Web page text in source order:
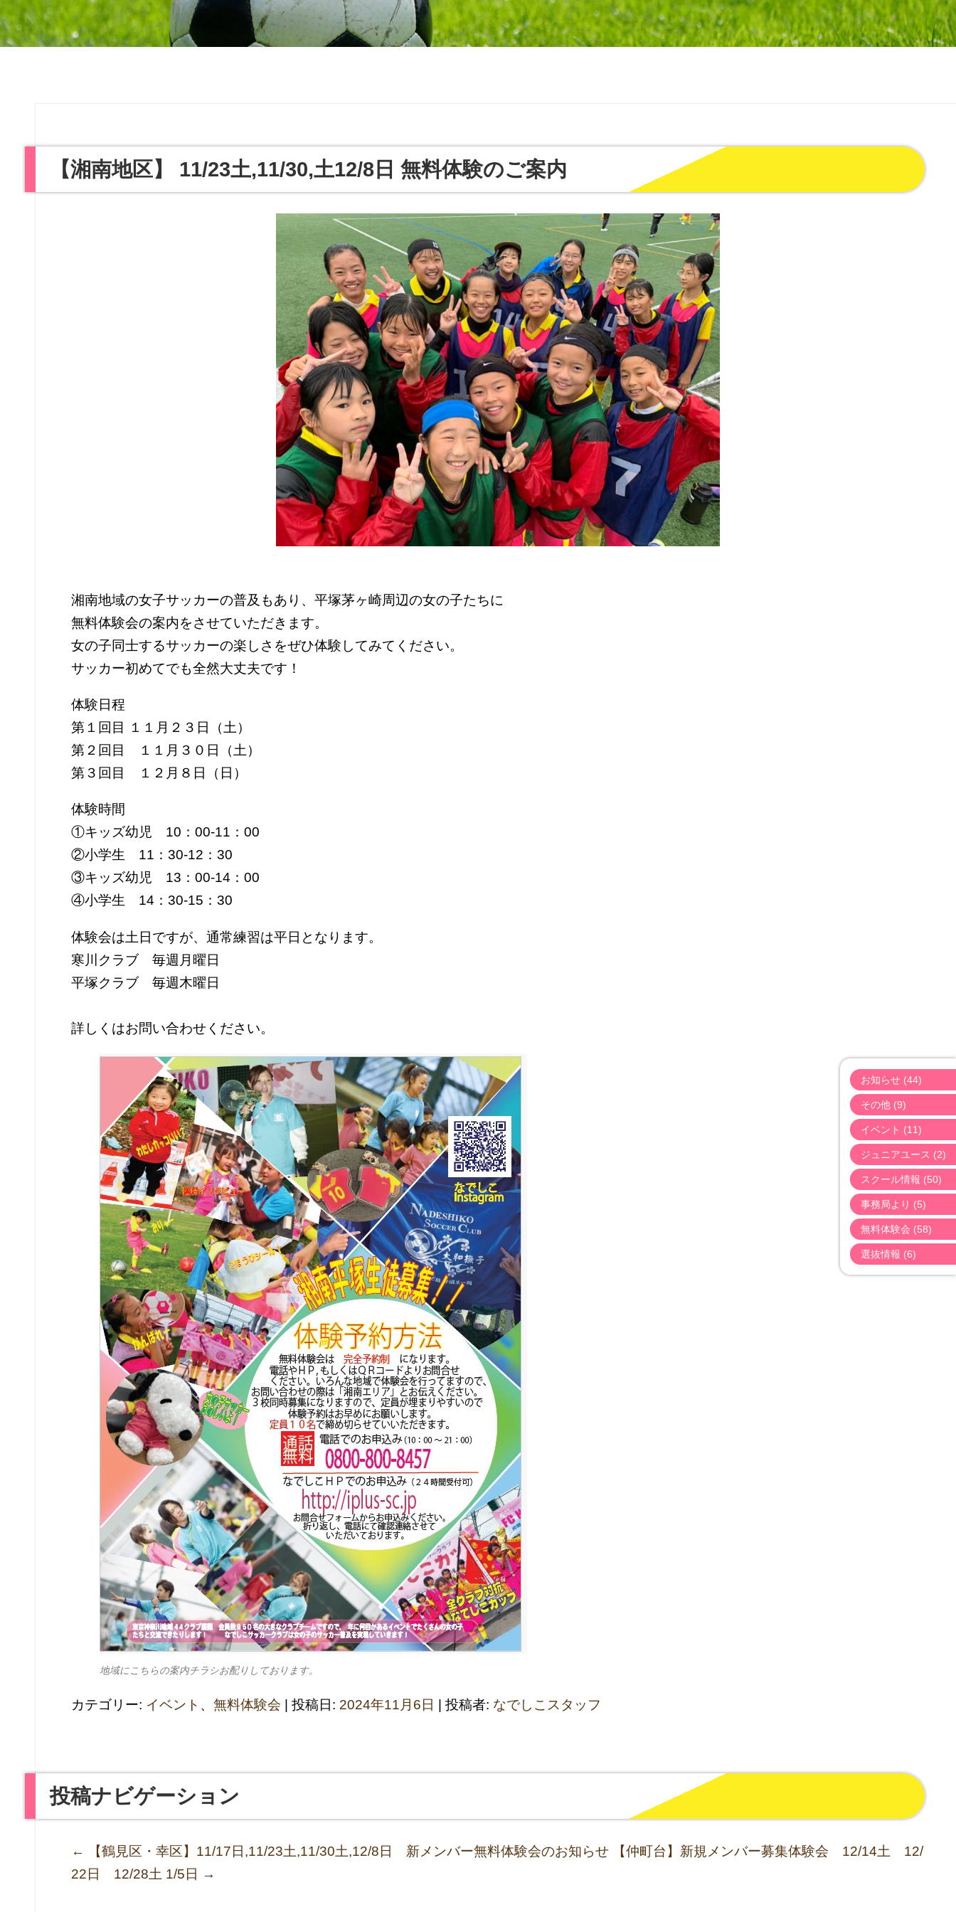
【湘南地区】 11/23土,11/30,土12/8日 無料体験のご案内
湘南地域の女子サッカーの普及もあり、平塚茅ヶ崎周辺の女の子たちに
無料体験会の案内をさせていただきます。
女の子同士するサッカーの楽しさをぜひ体験してみてください。
サッカー初めてでも全然大丈夫です！
体験日程
第１回目 １１月２３日（土）
第２回目 １１月３０日（土）
第３回目 １２月８日（日）
体験時間
①キッズ幼児 10：00-11：00
②小学生 11：30-12：30
③キッズ幼児 13：00-14：00
④小学生 14：30-15：30
体験会は土日ですが、通常練習は平日となります。
寒川クラブ 毎週月曜日
平塚クラブ 毎週木曜日
詳しくはお問い合わせください。
地域にこちらの案内チラシお配りしております。
カテゴリー: イベント 、 無料体験会 | 投稿日: 2024年11月6日 投稿者: なでしこスタッフ
投稿ナビゲーション
← 【鶴見区・幸区】11/17日,11/23土,11/30土,12/8日 新メンバー無料体験会のお知らせ
【仲町台】新規メンバー募集体験会 12/14土 12/
22日 12/28土 1/5日 →
お知らせ (44)
その他 (9)
イベント (11)
ジュニアユース (2)
スクール情報 (50)
事務局より (5)
無料体験会 (58)
選抜情報 (6)